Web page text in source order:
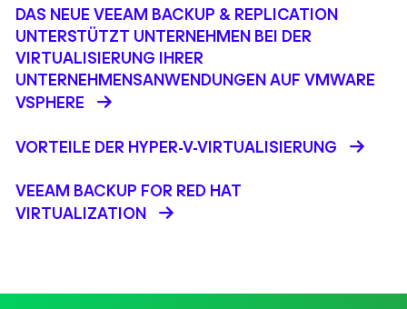
DAS NEUE VEEAM BACKUP & REPLICATION
UNTERSTÜTZT UNTERNEHMEN BEI DER
VIRTUALISIERUNG IHRER
UNTERNEHMENSANWENDUNGEN AUF VMWARE
VSPHERE
VORTEILE DER HYPER-V-VIRTUALISIERUNG
VEEAM BACKUP FOR RED HAT
VIRTUALIZATION